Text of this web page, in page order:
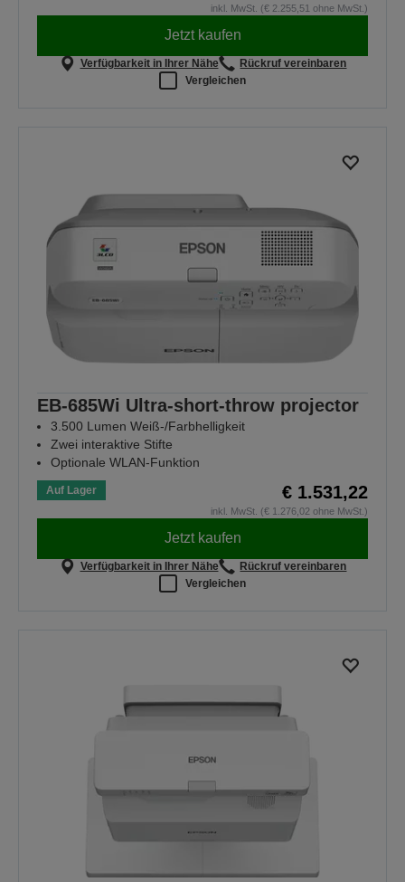
inkl. MwSt. (€ 2.255,51 ohne MwSt.)
Jetzt kaufen
Verfügbarkeit in Ihrer Nähe
Rückruf vereinbaren
Vergleichen
EB-685Wi Ultra-short-throw projector
3.500 Lumen Weiß-/Farbhelligkeit
Zwei interaktive Stifte
Optionale WLAN-Funktion
Auf Lager € 1.531,22
inkl. MwSt. (€ 1.276,02 ohne MwSt.)
Jetzt kaufen
Verfügbarkeit in Ihrer Nähe
Rückruf vereinbaren
Vergleichen